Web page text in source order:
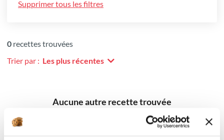
Supprimer tous les filtres
0 recettes trouvées
Trier par : Les plus récentes
Aucune autre recette trouvée